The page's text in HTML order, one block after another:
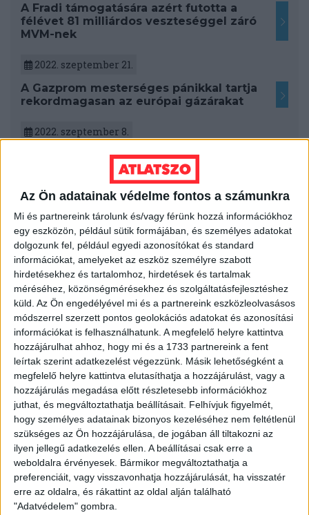
Az Ön adatainak védelme fontos a számunkra
Mi és partnereink tárolunk és/vagy férünk hozzá információkhoz
egy eszközön, például sütik formájában, és személyes adatokat
dolgozunk fel, például egyedi azonosítókat és standard
információkat, amelyeket az eszköz személyre szabott
hirdetésekhez és tartalomhoz, hirdetések és tartalmak
méréséhez, közönségmérésekhez és szolgáltatásfejlesztéshez
küld. Az Ön engedélyével mi és a partnereink eszközleolvasásos
módszerrel szerzett pontos geolokációs adatokat és azonosítási
információkat is felhasználhatunk. A megfelelő helyre kattintva
hozzájárulhat ahhoz, hogy mi és a 1733 partnereink a fent
leírtak szerint adatkezelést végezzünk. Másik lehetőségként a
megfelelő helyre kattintva elutasíthatja a hozzájárulást, vagy a
hozzájárulás megadása előtt részletesebb információkhoz
juthat, és megváltoztathatja beállításait. Felhívjuk figyelmét,
hogy személyes adatainak bizonyos kezeléséhez nem feltétlenül
szükséges az Ön hozzájárulása, de jogában áll tiltakozni az
ilyen jellegű adatkezelés ellen. A beállításai csak erre a
weboldalra érvényesek. Bármikor megváltoztathatja a
preferenciáit, vagy visszavonhatja hozzájárulását, ha visszatér
erre az oldalra, és rákattint az oldal alján található
"Adatvédelem" gombra.
A Fradi támogatására azért futotta a
félévet 81 milliárdos veszteséggel záró
MVM-nek
2022. szeptember 21.
A Gazprom mesterséges pánikkal tartja
rekordmagasan az európai gázárakat
2022. szeptember 8.
Magyarországon már most is 6 olyan
hatóság működik, ami felléphetne a
korrupció ellen
2022. augusztus 24.
Olvasók nélküli bulvároldalak állami
hirdetéseiből nyeli a közpénzt a Rogán-
Sarka koprodukció
KÖVESS MINKET VAGYLÉPJ VELÜNK
KAPCSOLATBA!
ATLATSZO.HU LEGFRISSEBB
2026. augusztus 7.
Orbán Gáspár Csádban, mérgező anyag
Újpesten és Rákospalotán
2026. augusztus 7.